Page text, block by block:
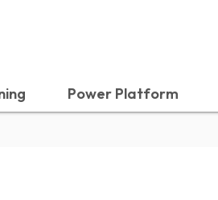
Power Platform